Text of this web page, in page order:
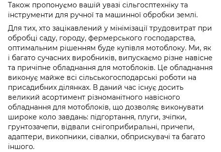
Також пропонуємо вашій увазі сільгосптехніку та
інструменти для ручної та машинної обробки землі.
Для тих, хто зацікавлений у мінімізації трудовитрат при
обробці саду, городу, фермерського господарства,
оптимальним рішенням буде купівля мотоблоку. Ми, як
і багато сучасних виробників, випускаємо різне навісне
та причіпне обладнання для мотоблоків. Це обладнання
виконує майже всі сільськогосподарські роботи на
присадибних ділянках. В даний час існує досить
великий асортимент різноманітного навісного
обладнання для мотоблоків, що дозволяє виконувати
широке коло завдань: підгортання, плуги, зчіпки,
грунтозачепи, відвали снігоприбиральні, причепи,
адаптери, викопники, сівалки, обприскувачі та багато
іншого.